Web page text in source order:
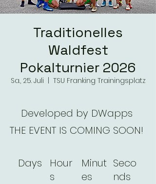
Traditionelles
Waldfest
Pokalturnier 2026
Sa., 25. Juli TSU Franking Trainingsplatz
Seco
nds
Minut
es
Hour
s
Days
THE EVENT IS COMING SOON!
Developed by DWapps